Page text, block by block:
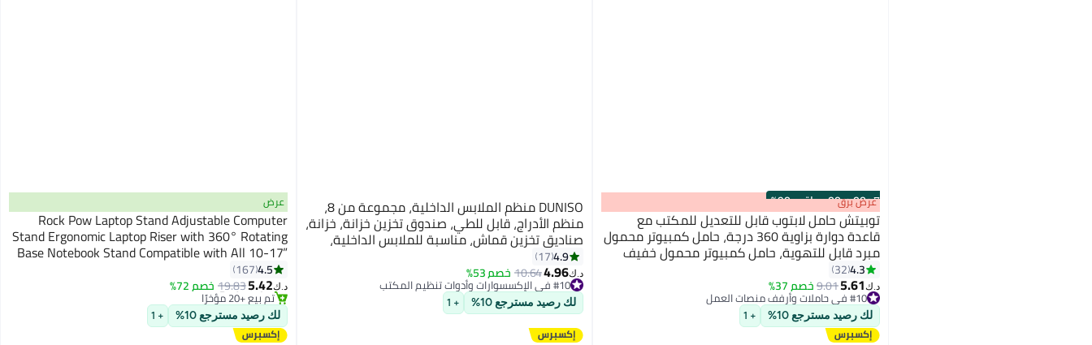
00m:00s
·باقي 90% عرض برق
توبيتش حامل لابتوب قابل للتعديل للمكتب مع
قاعدة دوارة بزاوية 360 درجة، حامل كمبيوتر محمول
مبرد قابل للتهوية، حامل كمبيوتر محمول خفيف
الوزن للسفر في المكتب المنزلي.
4.3
32
د.ك‏5.61
9.01خصم 37% #10 في حاملات وأرفف منصات العمل
أقل سعر في 30 يوم
#10 في حاملات وأرفف منصات العمل
لك رصيد مسترجع 10% + 1
DUNISO منظم الملابس الداخلية، مجموعة من 8،
منظم الأدراج، قابل للطي، صندوق تخزين خزانة، خزانة،
صناديق تخزين قماش، مناسبة للملابس الداخلية،
الجوارب، الرباطات (أسود)
4.9
17
د.ك‏4.96
10.64خصم 53%
#10 في الإكسسوارات وأدوات تنظيم المكتب
#10 في الإكسسوارات وأدوات تنظيم المكتب
لك رصيد مسترجع 10% + 1
عرض
Rock Pow Laptop Stand Adjustable Computer
Stand Ergonomic Laptop Riser with 360° Rotating
Base Notebook Stand Compatible with All 10-17”
Laptops
4.5
167
د.ك‏5.42
19.83 خصم 72%
#6 في حاملات وأرفف منصات العمل
أقل سعر في السنة
تم بيع +20 مؤخرًا
#6 في حاملات وأرفف منصات العمل
لك رصيد مسترجع 10% + 1